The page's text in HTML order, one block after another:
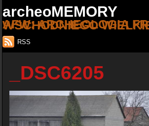
archeoMEMORY
AFW: ARCHEOLOGIA FRONTU
RSS
_DSC6205